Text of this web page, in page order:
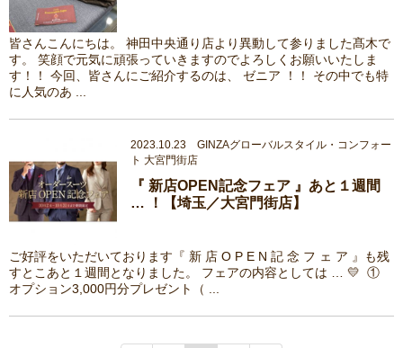
皆さんこんにちは。 神田中央通り店より異動して参りました髙木で
す。 笑顔で元気に頑張っていきますのでよろしくお願いいたしま
す！！ 今回、皆さんにご紹介するのは、 ゼニア ！！ その中でも特
に人気のあ ...
2023.10.23 GINZAグローバルスタイル・コンフォー
ト 大宮門街店
『 新店OPEN記念フェア 』あと１週間
… ！【埼玉／大宮門街店】
ご好評をいただいております『 新 店 O P E N 記 念 フ ェ ア 』も残
すとこあと１週間となりました。 フェアの内容としては … 💛 ①
オプション3,000円分プレゼント（ ...